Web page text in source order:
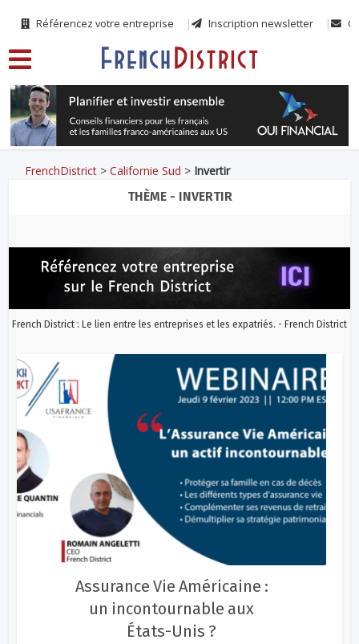
Référencez votre entreprise Inscription newsletter
FrenchDistrict >Californie Sud > Invertir
THÈME - INVERTIR
French District : Le lien entre les entreprises et les expatriés. - French District
Assurance Vie Américaine :
un incontournable aux
États-Unis ?